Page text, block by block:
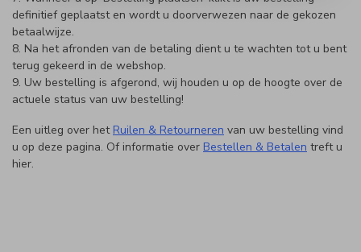
definitief geplaatst en wordt u doorverwezen naar de gekozen
betaalwijze.
8. Na het afronden van de betaling dient u te wachten tot u bent
terug gekeerd in de webshop.
9. Uw bestelling is afgerond, wij houden u op de hoogte over de
actuele status van uw bestelling!
Een uitleg over het Ruilen & Retourneren van uw bestelling vind
u op deze pagina. Of informatie over Bestellen & Betalen treft u
hier.